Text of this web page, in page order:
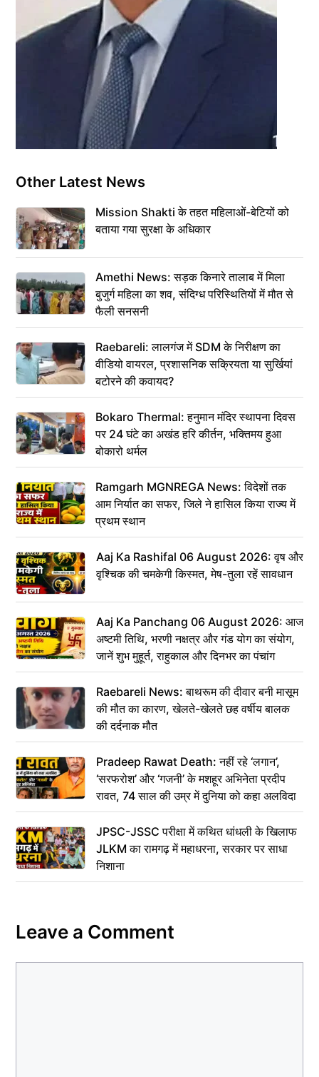
Other Latest News
Mission Shakti के तहत महिलाओं-बेटियों को
बताया गया सुरक्षा के अधिकार
Amethi News: सड़क किनारे तालाब में मिला
बुजुर्ग महिला का शव, संदिग्ध परिस्थितियों में मौत से
फैली सनसनी
Raebareli: लालगंज में SDM के निरीक्षण का
वीडियो वायरल, प्रशासनिक सक्रियता या सुर्खियां
बटोरने की कवायद?
Bokaro Thermal: हनुमान मंदिर स्थापना दिवस
पर 24 घंटे का अखंड हरि कीर्तन, भक्तिमय हुआ
बोकारो थर्मल
Ramgarh MGNREGA News: विदेशों तक
आम निर्यात का सफर, जिले ने हासिल किया राज्य में
प्रथम स्थान
Aaj Ka Rashifal 06 August 2026: वृष और
वृश्चिक की चमकेगी किस्मत, मेष-तुला रहें सावधान
Aaj Ka Panchang 06 August 2026: आज
अष्टमी तिथि, भरणी नक्षत्र और गंड योग का संयोग,
जानें शुभ मुहूर्त, राहुकाल और दिनभर का पंचांग
Raebareli News: बाथरूम की दीवार बनी मासूम
की मौत का कारण, खेलते-खेलते छह वर्षीय बालक
की दर्दनाक मौत
Pradeep Rawat Death: नहीं रहे ‘लगान’,
‘सरफरोश’ और ‘गजनी’ के मशहूर अभिनेता प्रदीप
रावत, 74 साल की उम्र में दुनिया को कहा अलविदा
JPSC-JSSC परीक्षा में कथित धांधली के खिलाफ
JLKM का रामगढ़ में महाधरना, सरकार पर साधा
निशाना
Leave a Comment